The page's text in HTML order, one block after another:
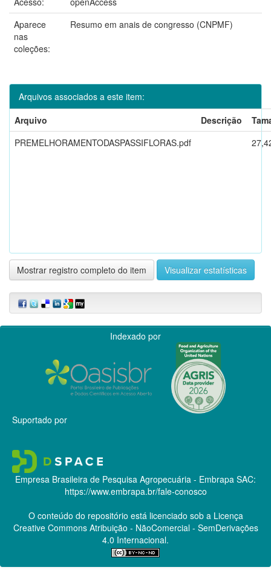
Aparece
nas
coleções:
Resumo em anais de congresso (CNPMF)
Arquivos associados a este item:
Arquivo
Descrição
PREMELHORAMENTODASPASSIFLORAS.pdf
Mostrar registro completo do item Visualizar estatísticas
Indexado por
Suportado por
Empresa Brasileira de Pesquisa Agropecuária - Embrapa SAC:
https://www.embrapa.br/fale-conosco
O conteúdo do repositório está licenciado sob a Licença
Creative CommonsAtribuição - NãoComercial - SemDerivações
4.0 Internacional.